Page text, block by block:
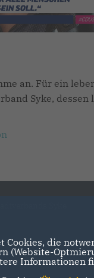
an. Für ein
Syke,
Cookies, die
(Website-
Informationen